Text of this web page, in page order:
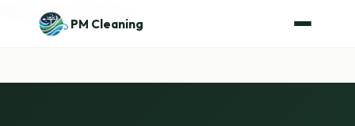
Aller au contenu principal
PM Cleaning